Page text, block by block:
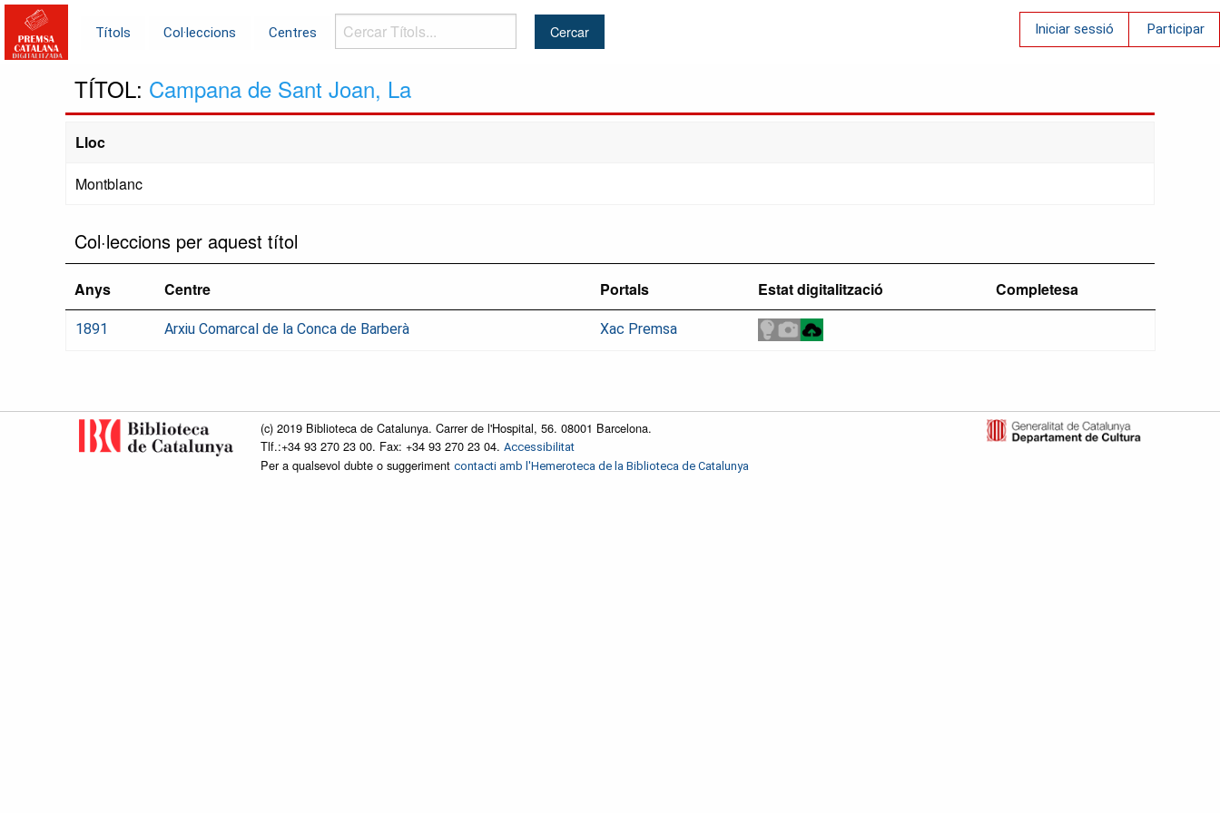
Títols Col·leccions Centres
Cercar
Títols...
Iniciar sessió Participar
TÍTOL: Campana de Sant Joan, La
Lloc
Montblanc
Col·leccions per aquest títol
Anys Centre Portals Estat digitalització Completesa
1891 Arxiu Comarcal de la Conca de Barberà Xac Premsa
(c) 2019 Biblioteca de Catalunya. Carrer de l'Hospital, 56. 08001 Barcelona.
Tlf.:+34 93 270 23 00. Fax: +34 93 270 23 04. Accessibilitat
Per a qualsevol dubte o suggeriment contacti amb l'Hemeroteca de la Biblioteca de Catalunya